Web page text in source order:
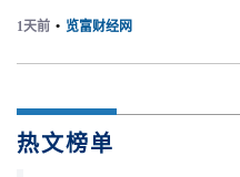
1天前 • 览富财经网
热文榜单